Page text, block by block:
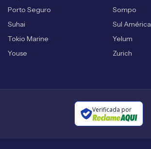
Porto Seguro
Sompo
Suhai
Sul América
Tokio Marine
Yelum
Youse
Zurich
Verificada por